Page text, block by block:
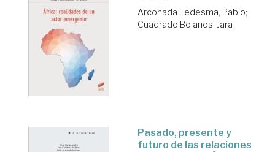
Arconada Ledesma, Pablo;
Cuadrado Bolaños, Jara
Pasado, presente y
futuro de las relaciones